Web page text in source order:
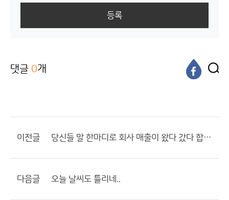
등록
댓글 0개
이전글 당신들 말 한마디로 회사 매출이 왔다 갔다 합니다!!!!
다음글 오늘 날씨도 틀리네..